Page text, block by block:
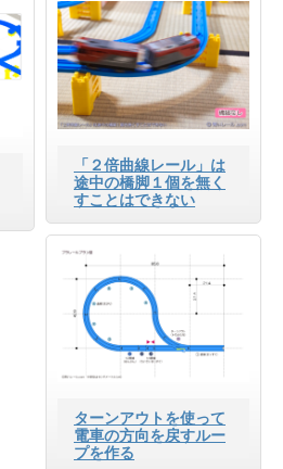
「２倍曲線レール」は
途中の橋脚１個を無く
すことはできない
ターンアウトを使って
電車の方向を戻すルー
プを作る